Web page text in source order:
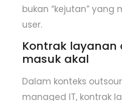
bukan “kejutan” yang
user.
Kontrak layanan
masuk akal
Dalam konteks
managed IT, kontrak